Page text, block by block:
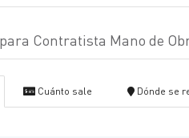
Contratista Mano de
Cuánto sale Dónde se